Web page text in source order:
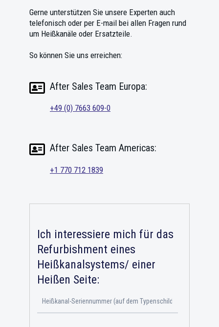
Gerne unterstützen Sie unsere Experten auch
telefonisch oder per E-mail bei allen Fragen rund
um Heißkanäle oder Ersatzteile.
So können Sie uns erreichen:
After Sales Team Europa:
+49 (0) 7663 609-0
After Sales Team Americas:
+1 770 712 1839
Ich interessiere mich für das
Refurbishment eines
Heißkanalsystems/ einer
Heißen Seite: